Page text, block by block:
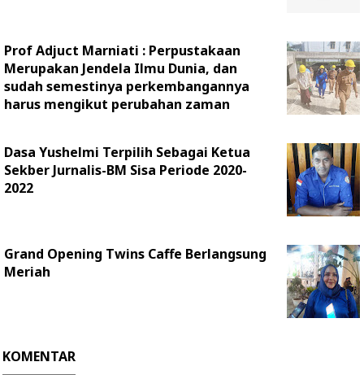
Prof Adjuct Marniati : Perpustakaan
Merupakan Jendela Ilmu Dunia, dan
sudah semestinya perkembangannya
harus mengikut perubahan zaman
Dasa Yushelmi Terpilih Sebagai Ketua
Sekber Jurnalis-BM Sisa Periode 2020-
2022
Grand Opening Twins Caffe Berlangsung
Meriah
KOMENTAR